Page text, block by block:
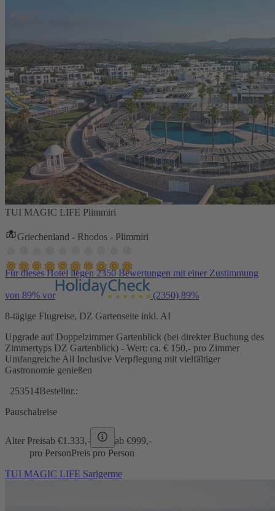
TUI MAGIC LIFE Plimmiri
Griechenland - Rhodos - Plimmiri
Für dieses Hotel liegen 2350 Bewertungen mit einer Zustimmung
von 89% vor (2350) 89%
8-tägige Flugreise, DZ Gartenseite inkl. AI
Upgrade auf Doppelzimmer Gartenblick (bei direkter Buchung des
Zimmertyps DZ Gartenblick) - Wert: ca. € 150,- pro Zimmer
Umfangreiche All Inclusive Verpflegung mit vielfältiger
Gastronomie genießen
253514Bestellnr.:
Pauschalreise
Alter Preisab €1.333,- ab €999,-
pro PersonPreis pro Person
TUI MAGIC LIFE Sarigerme